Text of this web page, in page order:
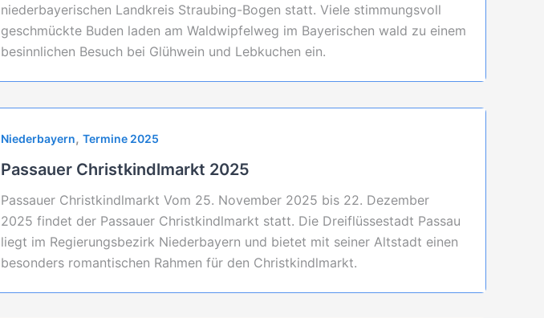
niederbayerischen Landkreis Straubing-Bogen statt. Viele stimmungsvoll
geschmückte Buden laden am Waldwipfelweg im Bayerischen wald zu einem
besinnlichen Besuch bei Glühwein und Lebkuchen ein.
Niederbayern, Termine 2025
Passauer Christkindlmarkt 2025
Passauer Christkindlmarkt Vom 25. November 2025 bis 22. Dezember
2025 findet der Passauer Christkindlmarkt statt. Die Dreiflüssestadt Passau
liegt im Regierungsbezirk Niederbayern und bietet mit seiner Altstadt einen
besonders romantischen Rahmen für den Christkindlmarkt.